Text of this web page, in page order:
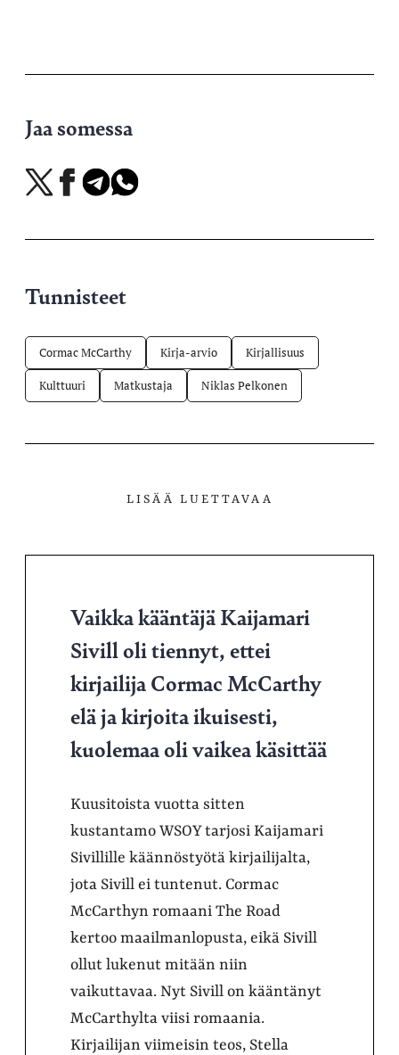
Jaa somessa
Jaa
X-
Jaa
Facebookissa
Jaa
Telegramissa
Jaa
WhatsAppissa
Tunnisteet
Cormac McCarthy Kirja-arvio Kirjallisuus
Kulttuuri Matkustaja Niklas Pelkonen
LISÄÄ LUETTAVAA
Vaikka kääntäjä Kaijamari
Sivill oli tiennyt, ettei
kirjailija Cormac McCarthy
elä ja kirjoita ikuisesti,
kuolemaa oli vaikea käsittää
Kuusitoista vuotta sitten
kustantamo WSOY tarjosi Kaijamari
Sivillille käännöstyötä kirjailijalta,
jota Sivill ei tuntenut. Cormac
McCarthyn romaani The Road
kertoo maailmanlopusta, eikä Sivill
ollut lukenut mitään niin
vaikuttavaa. Nyt Sivill on kääntänyt
McCarthylta viisi romaania.
Kirjailijan viimeisin teos, Stella